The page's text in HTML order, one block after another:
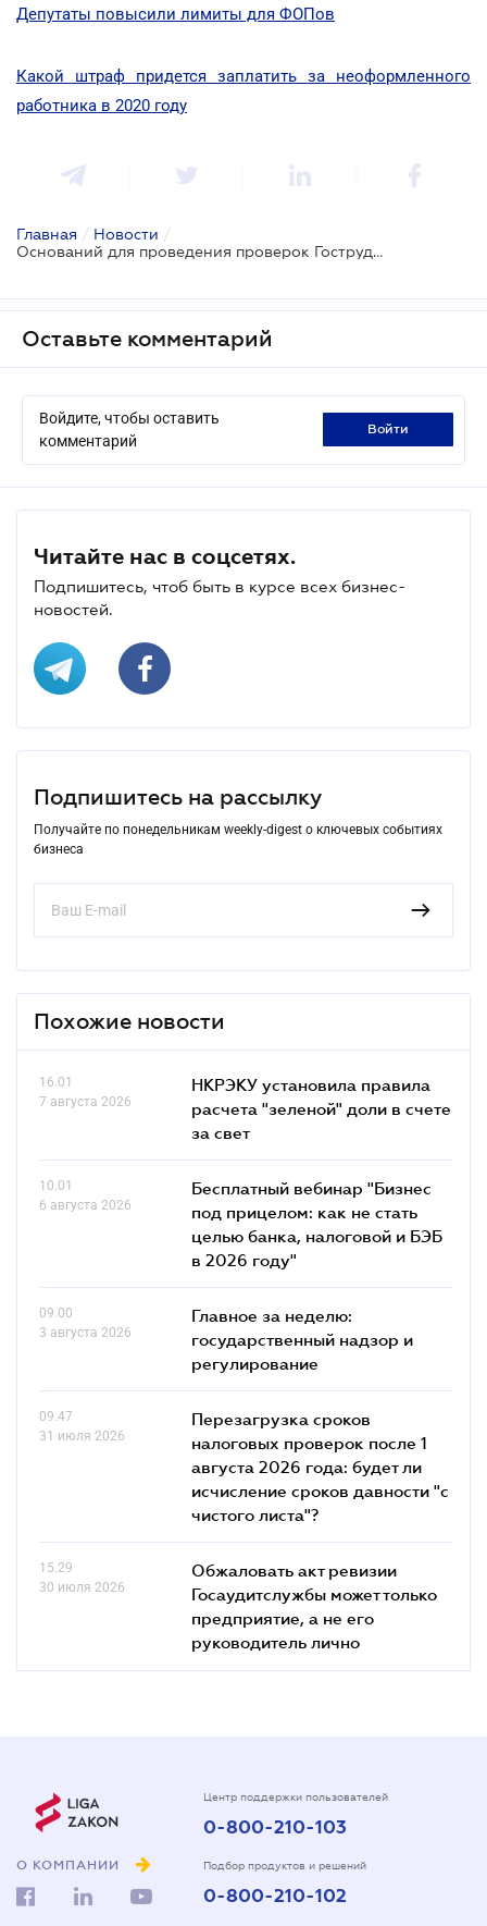
Депутаты повысили лимиты для ФОПов
Какой штраф придется заплатить за неоформленного
работника в 2020 году
Главная / Новости /
Оснований для проведения проверок Гоструда стало меньше - Минэкономики
Оставьте комментарий
Войдите, чтобы оставить
комментарий
войти
Читайте нас в соцсетях.
Подпишитесь, чтоб быть в курсе всех бизнес-
новостей.
Подпишитесь на рассылку
Получайте по понедельникам weekly-digest о ключевых событиях
бизнеса
Похожие новости
16.01
7 августа 2026
НКРЭКУ установила правила
расчета "зеленой" доли в счете
за свет
10.01
6 августа 2026
Бесплатный вебинар "Бизнес
под прицелом: как не стать
целью банка, налоговой и БЭБ
в 2026 году"
09.00
3 августа 2026
Главное за неделю:
государственный надзор и
регулирование
09.47
31 июля 2026
Перезагрузка сроков
налоговых проверок после 1
августа 2026 года: будет ли
исчисление сроков давности "с
чистого листа"?
15.29
30 июля 2026
Обжаловать акт ревизии
Госаудитслужбы может только
предприятие, а не его
руководитель лично
О КОМПАНИИ
Центр поддержки пользователей
0-800-210-103
Подбор продуктов и решений
0-800-210-102